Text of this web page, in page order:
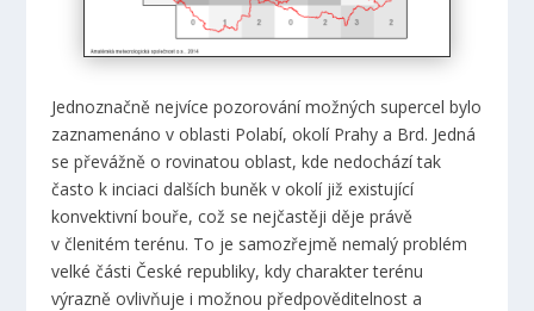
Jednoznačně nejvíce pozorování možných supercel bylo
zaznamenáno v oblasti Polabí, okolí Prahy a Brd. Jedná
se převážně o rovinatou oblast, kde nedochází tak
často k inciaci dalších buněk v okolí již existující
konvektivní bouře, což se nejčastěji děje právě
v členitém terénu. To je samozřejmě nemalý problém
velké části České republiky, kdy charakter terénu
výrazně ovlivňuje i možnou předpověditelnost a